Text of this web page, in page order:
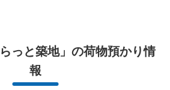
っと築地」の荷物預かり情
報